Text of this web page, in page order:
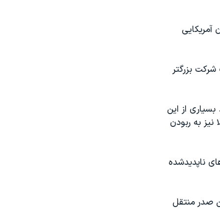
آمریکایی
بزرگتر
از این
فعالند و قبلا نیز به ربودن
ناپدیدشده
صدر منتقل